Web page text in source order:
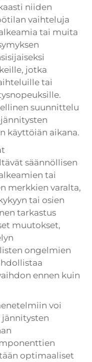
niiden
vaihteluja
tai muita
jotka
tai
suunnittelu
käyttöiän aikana.
säännöllisen
tai
merkkien varalta,
tai osien
tarkastus
muutokset,
ongelmien
ennen kuin
voi
jännitysten
optimaaliset